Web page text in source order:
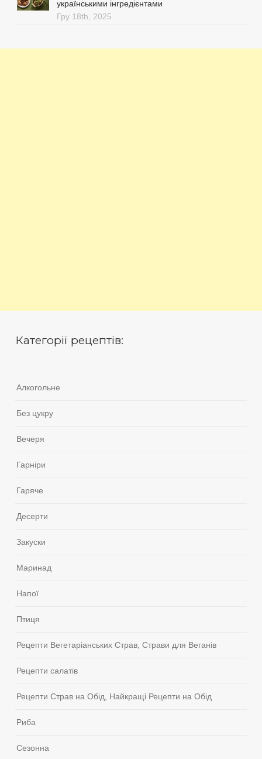
українськими інгредієнтами
Гру 18th, 2025
Категорії рецептів:
Алкогольне
Без цукру
Вечеря
Гарніри
Гаряче
Десерти
Закуски
Маринад
Напої
Птиця
Рецепти Вегетаріанських Страв, Страви для Веганів
Рецепти салатів
Рецепти Страв на Обід, Найкращі Рецепти на Обід
Риба
Сезонна